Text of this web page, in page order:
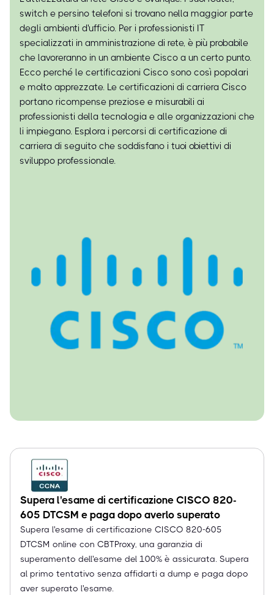
switch e persino telefoni si trovano nella maggior parte
degli ambienti d'ufficio. Per i professionisti IT
specializzati in amministrazione di rete, è più probabile
che lavoreranno in un ambiente Cisco a un certo punto.
Ecco perché le certificazioni Cisco sono così popolari
e molto apprezzate. Le certificazioni di carriera Cisco
portano ricompense preziose e misurabili ai
professionisti della tecnologia e alle organizzazioni che
li impiegano. Esplora i percorsi di certificazione di
carriera di seguito che soddisfano i tuoi obiettivi di
sviluppo professionale.
Supera l'esame di certificazione CISCO 820-
605 DTCSM e paga dopo averlo superato
Supera l'esame di certificazione CISCO 820-605
DTCSM online con CBTProxy, una garanzia di
superamento dell'esame del 100% è assicurata. Supera
al primo tentativo senza affidarti a dump e paga dopo
aver superato l'esame.